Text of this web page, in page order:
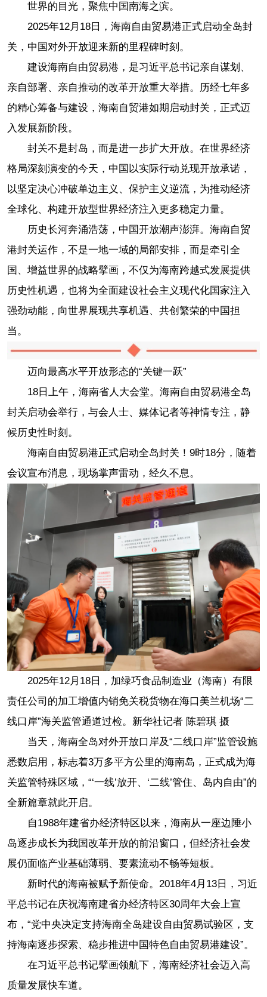
世界的目光，聚焦中国南海之滨。
2025年12月18日，海南自由贸易港正式启动全岛封
关，中国对外开放迎来新的里程碑时刻。
建设海南自由贸易港，是习近平总书记亲自谋划、
亲自部署、亲自推动的改革开放重大举措。历经七年多
的精心筹备与建设，海南自贸港如期启动封关，正式迈
入发展新阶段。
封关不是封岛，而是进一步扩大开放。在世界经济
格局深刻演变的今天，中国以实际行动兑现开放承诺，
以坚定决心冲破单边主义、保护主义逆流，为推动经济
全球化、构建开放型世界经济注入更多稳定力量。
历史长河奔涌浩荡，中国开放潮声澎湃。海南自贸
港封关运作，不是一地一域的局部安排，而是牵引全
国、增益世界的战略擘画，不仅为海南跨越式发展提供
历史性机遇，也将为全面建设社会主义现代化国家注入
强劲动能，向世界展现共享机遇、共创繁荣的中国担
当。
迈向最高水平开放形态的“关键一跃”
18日上午，海南省人大会堂。海南自由贸易港全岛
封关启动会举行，与会人士、媒体记者等神情专注，静
候历史性时刻。
海南自由贸易港正式启动全岛封关！9时18分，随着
会议宣布消息，现场掌声雷动，经久不息。
2025年12月18日，加绿巧食品制造业（海南）有限
责任公司的加工增值内销免关税货物在海口美兰机场“二
线口岸”海关监管通道过检。新华社记者 陈碧琪 摄
当天，海南全岛对外开放口岸及“二线口岸”监管设施
悉数启用，标志着3万多平方公里的海南岛，正式成为海
关监管特殊区域，“‘一线’放开、‘二线’管住、岛内自由”的
全新篇章就此开启。
自1988年建省办经济特区以来，海南从一座边陲小
岛逐步成长为我国改革开放的前沿窗口，但经济社会发
展仍面临产业基础薄弱、要素流动不畅等短板。
新时代的海南被赋予新使命。2018年4月13日，习近
平总书记在庆祝海南建省办经济特区30周年大会上宣
布，“党中央决定支持海南全岛建设自由贸易试验区，支
持海南逐步探索、稳步推进中国特色自由贸易港建设”。
在习近平总书记擘画领航下，海南经济社会迈入高
质量发展快车道。